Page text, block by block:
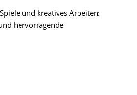
und kreatives Arbeiten:
hervorragende